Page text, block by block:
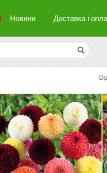
Новини Доставка і